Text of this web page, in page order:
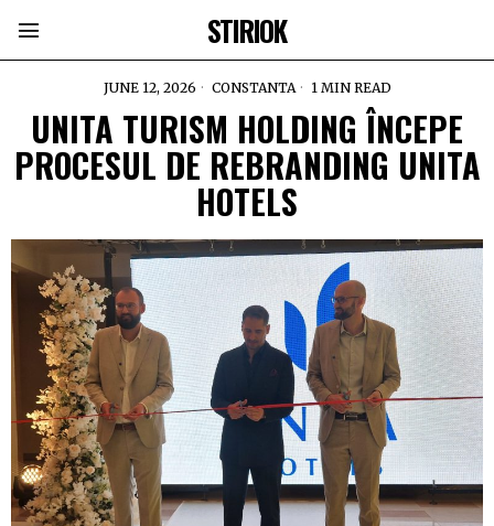
STIRIOK
JUNE 12, 2026 CONSTANTA 1 MIN READ
UNITA TURISM HOLDING ÎNCEPE
PROCESUL DE REBRANDING UNITA
HOTELS